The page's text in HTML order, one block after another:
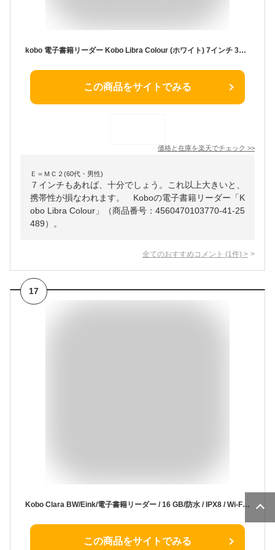
kobo 電子書籍リーダー Kobo Libra Colour (ホワイト) 7インチ 32G 防水タイプ N428-KJ-WH-S-CK
この商品をサイトでみる
価格と在庫を楽天でチェック >>
Ｅ＝ＭＣ２(60代・男性)
７インチもあれば、十分でしょう。これ以上大きいと、
携帯性が損なわれます。 Koboの電子書籍リーダー「K
obo Libra Colour」（商品番号：4560470103770-41-25
489）。
全てのおすすめコメント (1 件) >
17
Kobo Clara BW/Eink/電子書籍リーダー / 16 GB/防水 / IPX8 / Wi-Fi/タッチスクリーン/タブレット/ComfortLight PRO
この商品をサイトでみる